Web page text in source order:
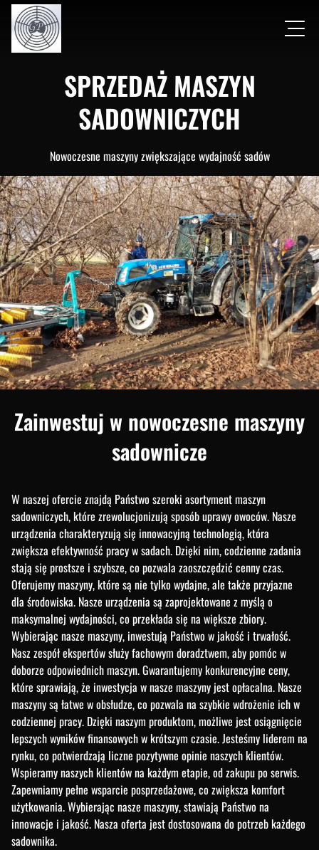
SPRZEDAŻ MASZYN
SADOWNICZYCH
Nowoczesne maszyny zwiększające wydajność sadów
zainwestuj w nowoczesne maszyny
sadownicze
W naszej ofercie znajdą Państwo szeroki asortyment maszyn
sadowniczych, które zrewolucjonizują sposób uprawy owoców. Nasze
urządzenia charakteryzują się innowacyjną technologią, która
zwiększa efektywność pracy w sadach. Dzięki nim, codzienne zadania
stają się prostsze i szybsze, co pozwala zaoszczędzić cenny czas.
Oferujemy maszyny, które są nie tylko wydajne, ale także przyjazne
dla środowiska. Nasze urządzenia są zaprojektowane z myślą o
maksymalnej wydajności, co przekłada się na większe zbiory.
Wybierając nasze maszyny, inwestują Państwo w jakość i trwałość.
Nasz zespół ekspertów służy fachowym doradztwem, aby pomóc w
doborze odpowiednich maszyn. Gwarantujemy konkurencyjne ceny,
które sprawiają, że inwestycja w nasze maszyny jest opłacalna. Nasze
maszyny są łatwe w obsłudze, co pozwala na szybkie wdrożenie ich w
codziennej pracy. Dzięki naszym produktom, możliwe jest osiągnięcie
lepszych wyników finansowych w krótszym czasie. Jesteśmy liderem na
rynku, co potwierdzają liczne pozytywne opinie naszych klientów.
Wspieramy naszych klientów na każdym etapie, od zakupu po serwis.
Zapewniamy pełne wsparcie posprzedażowe, co zwiększa komfort
użytkowania. Wybierając nasze maszyny, stawiają Państwo na
innowacje i jakość. Nasza oferta jest dostosowana do potrzeb każdego
sadownika.